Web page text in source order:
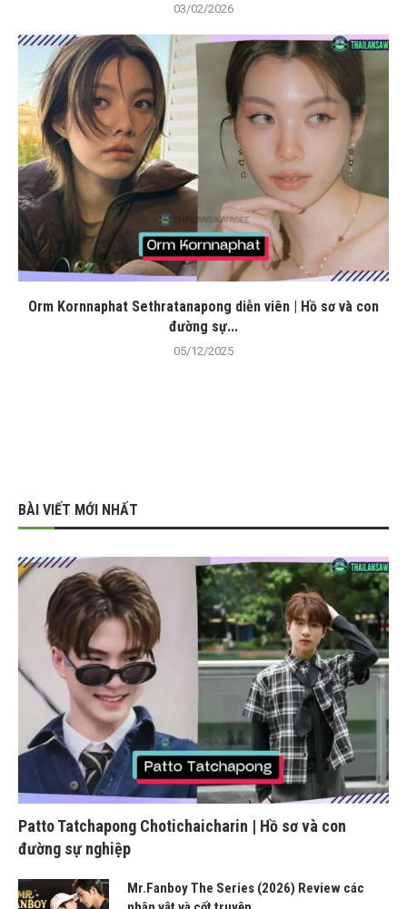
03/02/2026
Orm Kornnaphat Sethratanapong diễn viên | Hồ sơ và con
đường sự...
05/12/2025
BÀI VIẾT MỚI NHẤT
Patto Tatchapong Chotichaicharin | Hồ sơ và con
đường sự nghiệp
Mr.Fanboy The Series (2026) Review các